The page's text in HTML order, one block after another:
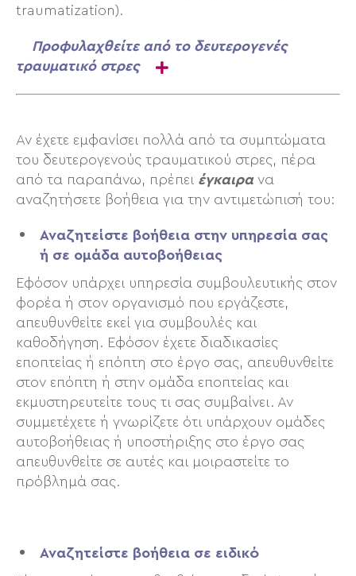
traumatization).
Προφυλαχθείτε από το δευτερογενές
τραυματικό στρες
Αν έχετε εμφανίσει πολλά από τα συμπτώματα
του δευτερογενούς τραυματικού στρες, πέρα
από τα παραπάνω, πρέπει έγκαιρανα
αναζητήσετε βοήθεια για την αντιμετώπισή του:
Αναζητείστε βοήθεια στην υπηρεσία σας
ή σε ομάδα αυτοβοήθειας
Εφόσον υπάρχει υπηρεσία συμβουλευτικής στον
φορέα ή στον οργανισμό που εργάζεστε,
απευθυνθείτε εκεί για συμβουλές και
καθοδήγηση. Εφόσον έχετε διαδικασίες
εποπτείας ή επόπτη στο έργο σας, απευθυνθείτε
στον επόπτη ή στην ομάδα εποπτείας και
εκμυστηρευτείτε τους τι σας συμβαίνει. Αν
συμμετέχετε ή γνωρίζετε ότι υπάρχουν ομάδες
αυτοβοήθειας ή υποστήριξης στο έργο σας
απευθυνθείτε σε αυτές και μοιραστείτε το
πρόβλημά σας.
Αναζητείστε βοήθεια σε ειδικό